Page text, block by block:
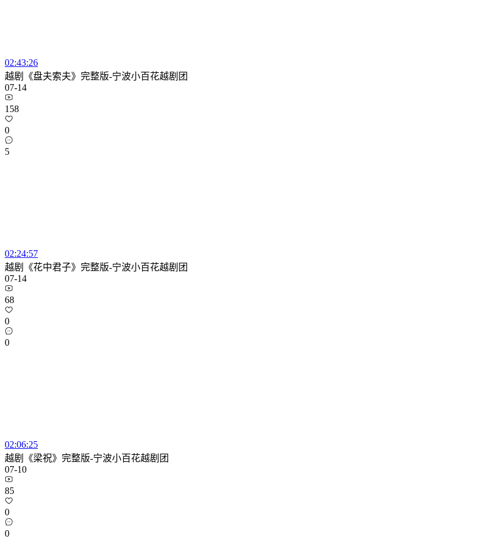
02:43:26
越剧《盘夫索夫》完整版-宁波小百花越剧团
07-14
158
0
5
02:24:57
越剧《花中君子》完整版-宁波小百花越剧团
07-14
68
0
0
02:06:25
越剧《梁祝》完整版-宁波小百花越剧团
07-10
85
0
0